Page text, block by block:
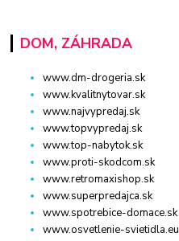
DOM, ZÁHRADA
www.dm-drogeria.sk
www.kvalitnytovar.sk
www.najvypredaj.sk
www.topvypredaj.sk
www.top-nabytok.sk
www.proti-skodcom.sk
www.retromaxishop.sk
www.superpredajca.sk
www.spotrebice-domace.sk
www.osvetlenie-svietidla.eu